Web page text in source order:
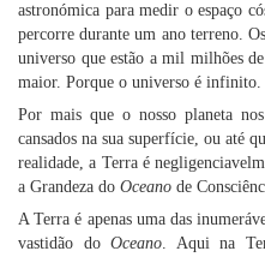
astronómica para medir o espaço
percorre durante um ano terreno.
universo que estão a mil milhões
maior. Porque o universo é
Por mais que o nosso planeta
cansados na sua superfície, ou até
realidade, a Terra é
a Grandeza do Oceano de
A Terra é apenas uma das
vastidão do Oceano. Aqui na